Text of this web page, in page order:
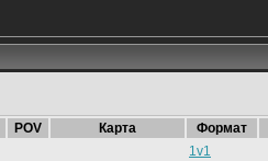
POV Карта Формат
1v1